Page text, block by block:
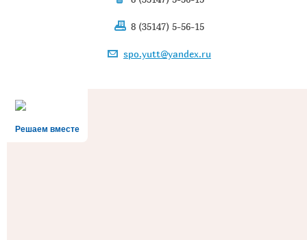
8 (35147) 5-56-15
spo.yutt@yandex.ru
Решаем вместе